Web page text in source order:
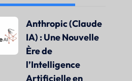
Anthropic (Claude
IA) : Une Nouvelle
Ère de
l’Intelligence
Artificielle en